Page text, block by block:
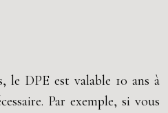
le DPE est valable 10 ans à
Par exemple, si vous